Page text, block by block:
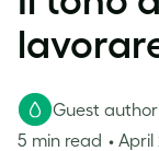
Guest author
5 min read
April